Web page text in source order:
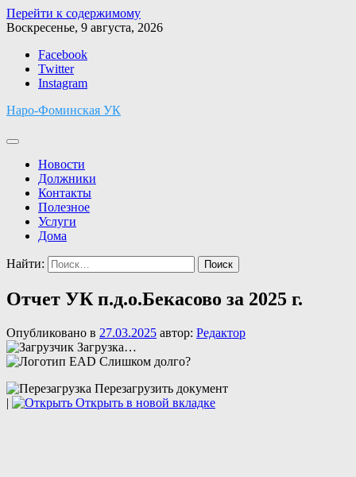
Перейти к содержимому
Воскресенье, 9 августа, 2026
Facebook
Twitter
Instagram
Наро-Фоминская УК
Новости
Должники
Контакты
Полезное
Услуги
Дома
Найти:
Отчет УК п.д.о.Бекасово за 2025 г.
Опубликовано в 27.03.2025 автор: Редактор
Загрузка…
Слишком долго?
Перезагрузить документ
|
Открыть в новой вкладке